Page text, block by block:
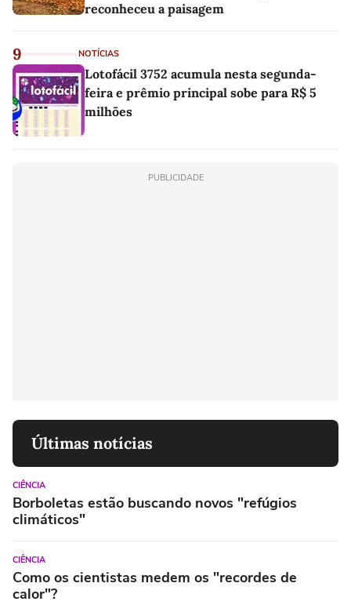
reconheceu a paisagem
9 NOTÍCIAS
Lotofácil 3752 acumula nesta segunda-
feira e prêmio principal sobe para R$ 5
milhões
PUBLICIDADE
Últimas notícias
CIÊNCIA
Borboletas estão buscando novos "refúgios
climáticos"
CIÊNCIA
Como os cientistas medem os "recordes de
calor"?